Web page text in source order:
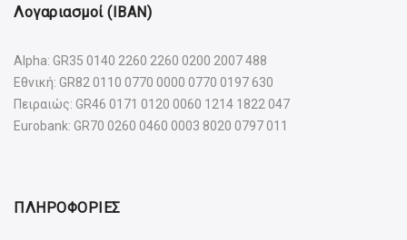
Λογαριασμοί (IBAN)
Alpha: GR35 0140 2260 2260 0200 2007 488
Εθνική: GR82 0110 0770 0000 0770 0197 630
Πειραιώς: GR46 0171 0120 0060 1214 1822 047
Eurobank: GR70 0260 0460 0003 8020 0797 011
ΠΛΗΡΟΦΟΡΙΕΣ